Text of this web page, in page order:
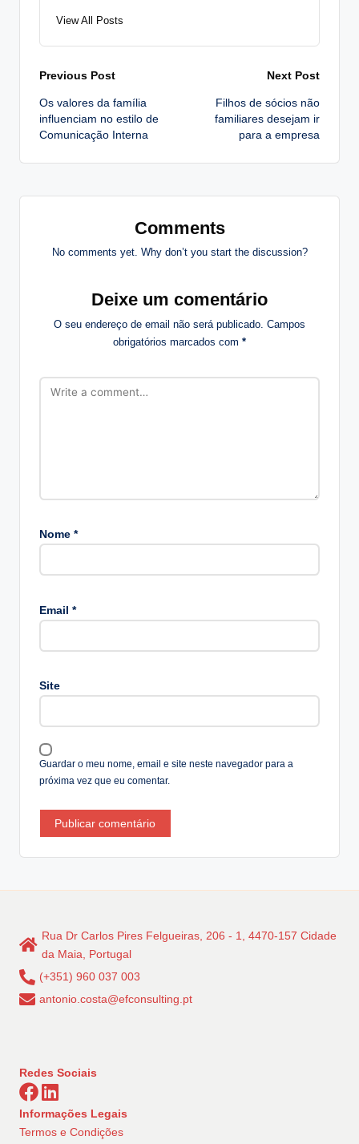
View All Posts
Post
navigation
Previous Post
Os valores da família
influenciam no estilo de
Comunicação Interna
Next Post
Filhos de sócios não
familiares desejam ir
para a empresa
Comments
No comments yet. Why don’t you start the discussion?
Deixe um comentário
O seu endereço de email não será publicado. Campos
obrigatórios marcados com *
Nome *
Email *
Site
Guardar o meu nome, email e site neste navegador para a
próxima vez que eu comentar.
e
ti
:
Rua Dr Carlos Pires Felgueiras, 206 - 1, 4470-157 Cidade
da Maia, Portugal
(+351) 960 037 003
antonio.costa@efconsulting.pt
Redes Sociais
Informações Legais
Termos e Condições